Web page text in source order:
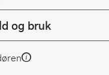
og bruk